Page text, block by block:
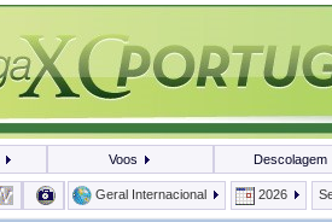
Voos Descolagem
Geral Internacional 2026